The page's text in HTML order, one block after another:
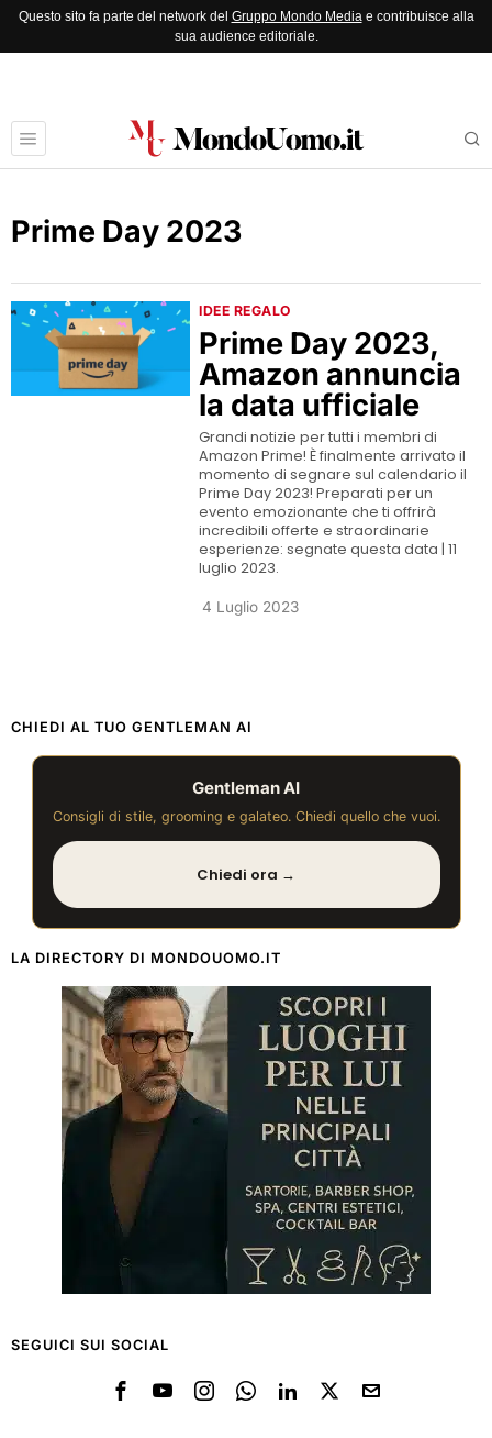
Questo sito fa parte del network del Gruppo Mondo Mediae contribuisce alla
sua audience editoriale.
Prime Day 2023
IDEE REGALO
Prime Day 2023,
Amazon annuncia
la data ufficiale
Grandi notizie per tutti i membri di
Amazon Prime! È finalmente arrivato il
momento di segnare sul calendario il
Prime Day 2023! Preparati per un
evento emozionante che ti offrirà
incredibili offerte e straordinarie
esperienze: segnate questa data | 11
luglio 2023.
4 Luglio 2023
CHIEDI AL TUO GENTLEMAN AI
Gentleman AI
Consigli di stile, grooming e galateo. Chiedi quello che vuoi.
Chiedi ora →
LA DIRECTORY DI MONDOUOMO.IT
SEGUICI SUI SOCIAL